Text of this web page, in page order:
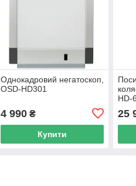
Однокадровий негатоскоп,
OSD-HD301
4 990₴
Купити
HD-
25